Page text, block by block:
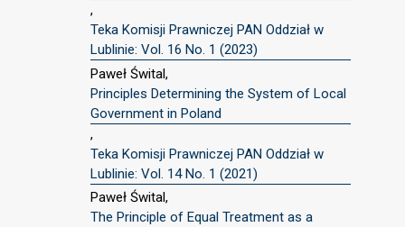
,
Teka Komisji Prawniczej PAN Oddział w
Lublinie: Vol. 16 No. 1 (2023)
Paweł Śwital,
Principles Determining the System of Local
Government in Poland
,
Teka Komisji Prawniczej PAN Oddział w
Lublinie: Vol. 14 No. 1 (2021)
Paweł Śwital,
The Principle of Equal Treatment as a